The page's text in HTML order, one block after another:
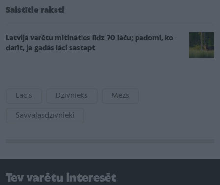
Saistītie raksti
Latvijā varētu mitināties līdz 70 lāču; padomi, ko
darīt, ja gadās lāci sastapt
Lācis Dzīvnieks Mežs
Savvaļasdzīvnieki
Tev varētu interesēt